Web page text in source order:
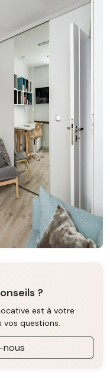
?
est à votre
questions.